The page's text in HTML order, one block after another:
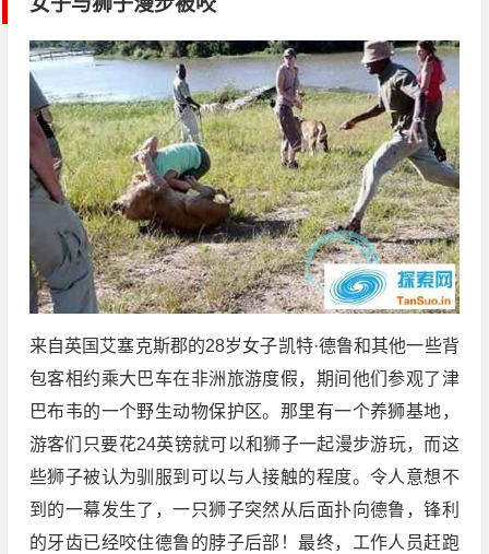
来自英国艾塞克斯郡的28岁女子凯特·德鲁和其他一些背
包客相约乘大巴车在非洲旅游度假，期间他们参观了津
巴布韦的一个野生动物保护区。那里有一个养狮基地，
游客们只要花24英镑就可以和狮子一起漫步游玩，而这
些狮子被认为驯服到可以与人接触的程度。令人意想不
到的一幕发生了，一只狮子突然从后面扑向德鲁，锋利
的牙齿已经咬住德鲁的脖子后部！最终，工作人员赶跑